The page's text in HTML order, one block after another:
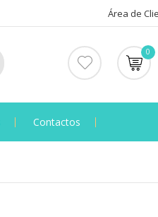
Área de
0
Contactos